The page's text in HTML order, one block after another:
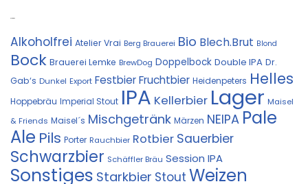
Alkoholfrei Atelier Vrai Berg Brauerei Bio Blech.Brut Blond
Bock Brauerei Lemke BrewDog Doppelbock Double IPA Dr.
Gab‘s Dunkel Export FestbierFruchtbier Heidenpeters Helles
Hoppebräu Imperial Stout IPA Kellerbier Lager Maisel
& Friends Maisel´s Mischgetränk Märzen NEIPA Pale
Ale Pils Porter Rauchbier Rotbier Sauerbier
Schwarzbier Schäffler Bräu Session IPA
Sonstiges Starkbier Stout Weizen